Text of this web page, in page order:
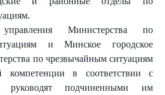
Министерства по
и Минское городское
по чрезвычайным ситуациям
компетенции в соответствии с
руководят подчиненными им